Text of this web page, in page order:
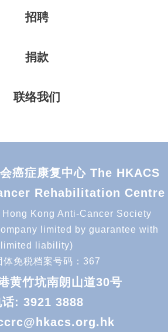
招聘
捐款
联络我们
癌症康复中心 The HKACS
Rehabilitation Centre
Kong Anti-Cancer Society
limited by guarantee with
limited liability)
体免税档案号码：367
黄竹坑南朗山道30号
话: 3921 3888